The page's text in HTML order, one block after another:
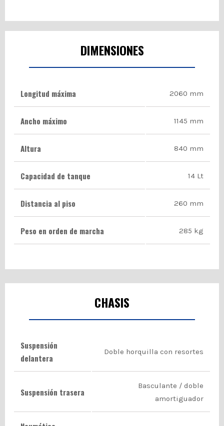
DIMENSIONES
Longitud máxima 2060 mm
Ancho máximo 1145 mm
Altura 840 mm
Capacidad de tanque 14 Lt
Distancia al piso 260 mm
Peso en orden de marcha 285 kg
CHASIS
Suspensión
delantera
Doble horquilla con resortes
Suspensión trasera
Basculante / doble
amortiguador